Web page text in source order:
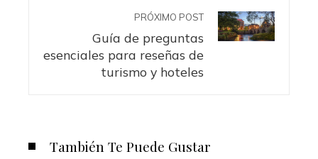
PRÓXIMO POST
Guía de preguntas
esenciales para reseñas de
turismo y hoteles
También Te Puede Gustar